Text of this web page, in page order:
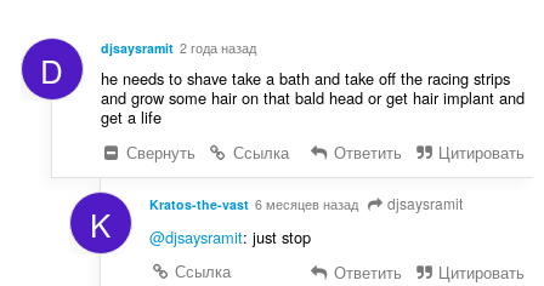
D djsaysramit 2 года назад
he needs to shave take a bath and take off the racing strips
and grow some hair on that bald head or get hair implant and
get a life
Свернуть
Ссылка Ответить Цитировать
K Kratos-the-vast 6 месяцев назад djsaysramit
@djsaysramit: just stop
Ссылка
Ответить Цитировать